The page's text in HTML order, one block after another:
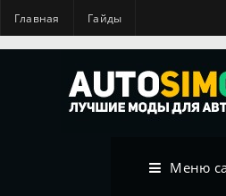
Главная Гайды
Меню